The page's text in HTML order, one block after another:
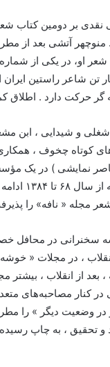
بر دومین کتاب شعر
آتشی بعد از
سال پیش ۱۳۵۶ درباره شعر او،
تن شاعر راستین
حرکت دارد . اطلاق
شغلی و شیدایی ،
کوتاه چخوف ،
نمایشی ) در یک
نگاری)
مجله « نافه» را
سخنرانی در
، در مجلات «
از انقلاب ، بیشتر
در کنار مصاحبه‌های
وضعیت دیگر » را
و تحقیق ، به چاپ